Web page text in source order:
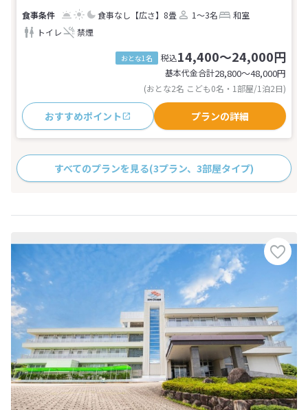
食事なし 【広さ】8畳 1～3名
和室
トイレ
禁煙
おとな1名 税込14,400～24,000円
基本代金合計28,800〜48,000円
(おとな2名 こども0名・1部屋/1泊2日)
おすすめポイント プランの詳細
すべてのプランを見る(3プラン、3部屋タイプ)